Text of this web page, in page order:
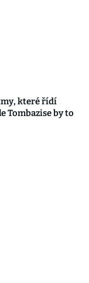
které řídí
Tombazise by to